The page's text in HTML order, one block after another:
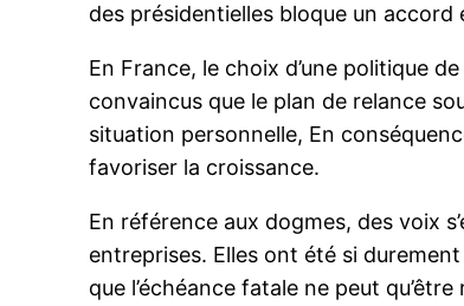
des présidentielles bloque un
En France, le choix d’une politique
convaincus que le plan de relance
situation personnelle, En
favoriser la croissance.
En référence aux dogmes, des voix
entreprises. Elles ont été si
que l’échéance fatale ne peut